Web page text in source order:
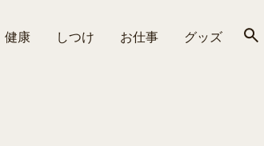
健康 しつけ お仕事 グッズ